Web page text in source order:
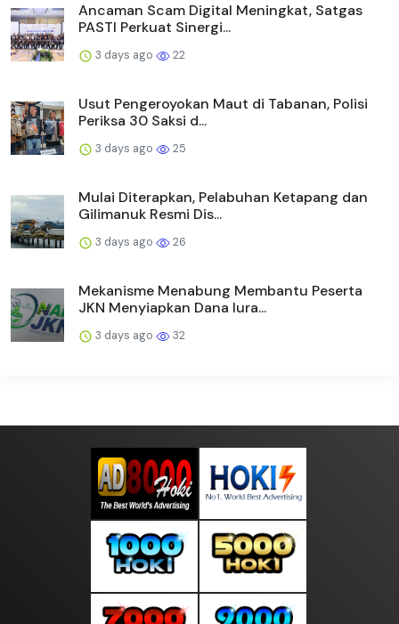
Ancaman Scam Digital Meningkat, Satgas
PASTI Perkuat Sinergi...
3 days ago 22
Usut Pengeroyokan Maut di Tabanan, Polisi
Periksa 30 Saksi d...
3 days ago 25
Mulai Diterapkan, Pelabuhan Ketapang dan
Gilimanuk Resmi Dis...
3 days ago 26
Mekanisme Menabung Membantu Peserta
JKN Menyiapkan Dana Iura...
3 days ago 32